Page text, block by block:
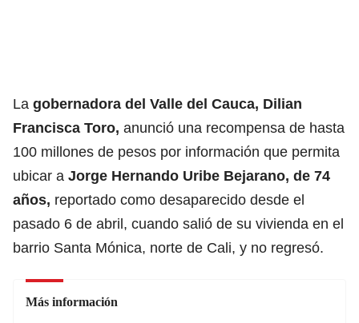
La gobernadora del Valle del Cauca, Dilian
Francisca Toro, anunció una recompensa de hasta
100 millones de pesos por información que permita
ubicar a Jorge Hernando Uribe Bejarano, de 74
años, reportado como desaparecido desde el
pasado 6 de abril, cuando salió de su vivienda en el
barrio Santa Mónica, norte de Cali, y no regresó.
Más información